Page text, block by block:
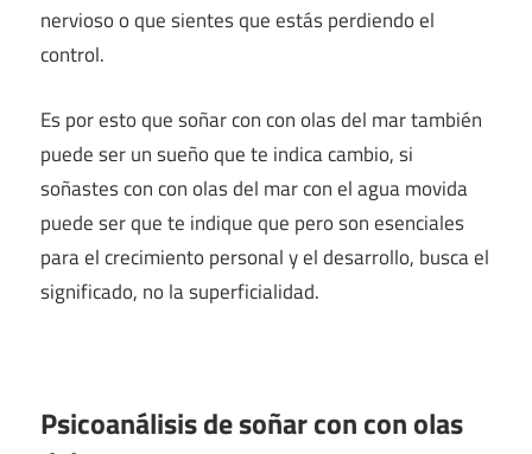
nervioso o que sientes que estás perdiendo el
control.
Es por esto que soñar con con olas del mar también
puede ser un sueño que te indica cambio, si
soñastes con con olas del mar con el agua movida
puede ser que te indique que pero son esenciales
para el crecimiento personal y el desarrollo, busca el
significado, no la superficialidad.
Psicoanálisis de soñar con con olas